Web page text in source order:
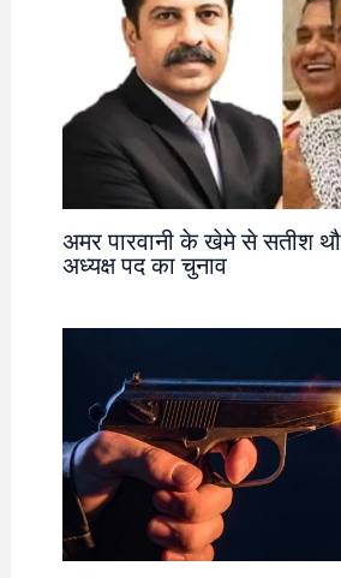
अमर पारवानी के खेमे से सतीश
अध्यक्ष पद का चुनाव